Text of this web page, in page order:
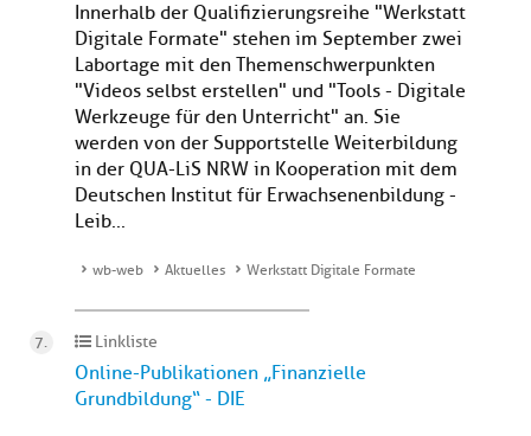
Innerhalb der Qualifizierungsreihe "Werkstatt
Digitale Formate" stehen im September zwei
Labortage mit den Themenschwerpunkten
"Videos selbst erstellen" und "Tools - Digitale
Werkzeuge für den Unterricht" an. Sie
werden von der Supportstelle Weiterbildung
in der QUA-LiS NRW in Kooperation mit dem
Deutschen Institut für Erwachsenenbildung -
Leib...
wb-web Aktuelles Werkstatt Digitale Formate
Linkliste
Online-Publikationen „Finanzielle
Grundbildung“ - DIE